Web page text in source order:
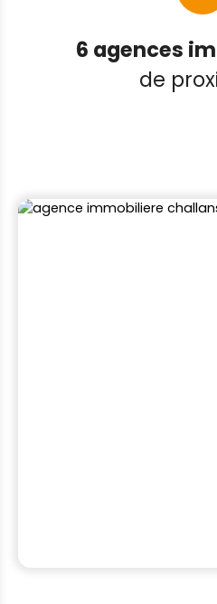
6 agences
de